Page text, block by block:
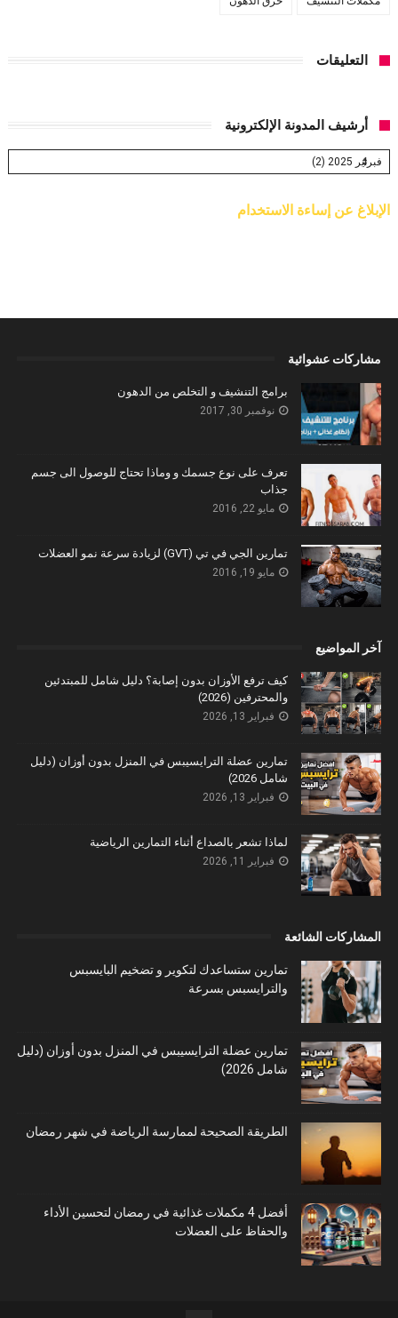
التعليقات
أرشيف المدونة الإلكترونية
الإبلاغ عن إساءة الاستخدام
مشاركات عشوائية
برامج التنشيف و التخلص من الدهون
نوفمبر 30, 2017
تعرف على نوع جسمك و وماذا تحتاج للوصول الى جسم
جذاب
مايو 22, 2016
تمارين الجي في تي (GVT) لزيادة سرعة نمو العضلات
مايو 19, 2016
آخر المواضيع
كيف ترفع الأوزان بدون إصابة؟ دليل شامل للمبتدئين
والمحترفين (2026)
فبراير 13, 2026
تمارين عضلة الترايسيبس في المنزل بدون أوزان (دليل
شامل 2026)
فبراير 13, 2026
لماذا تشعر بالصداع أثناء التمارين الرياضية
فبراير 11, 2026
المشاركات الشائعة
تمارين ستساعدك لتكوير و تضخيم البايسبس
والترايسبس بسرعة
تمارين عضلة الترايسيبس في المنزل بدون أوزان (دليل
شامل 2026)
الطريقة الصحيحة لممارسة الرياضة في شهر رمضان
أفضل 4 مكملات غذائية في رمضان لتحسين الأداء
والحفاظ على العضلات